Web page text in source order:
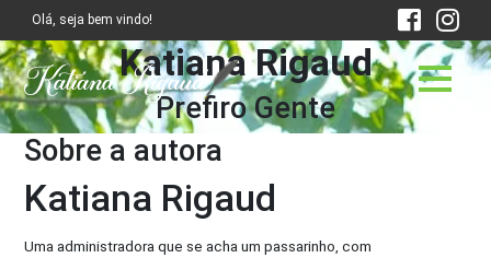
Olá, seja bem vindo!
Katiana Rigaud
Prefiro Gente
Sobre a autora
Katiana Rigaud
Uma administradora que se acha um passarinho, com